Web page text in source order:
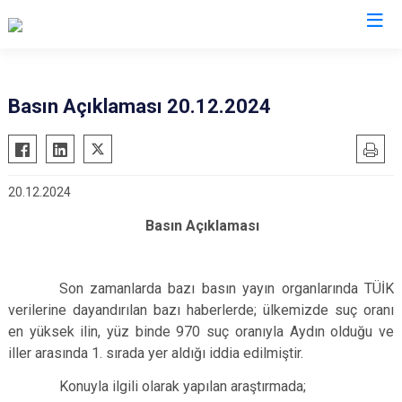
Basın Açıklaması 20.12.2024
20.12.2024
Basın Açıklaması
Son zamanlarda bazı basın yayın organlarında TÜİK
verilerine dayandırılan bazı haberlerde; ülkemizde suç oranı
en yüksek ilin, yüz binde 970 suç oranıyla Aydın olduğu ve
iller arasında 1. sırada yer aldığı iddia edilmiştir.
Konuyla ilgili olarak yapılan araştırmada;